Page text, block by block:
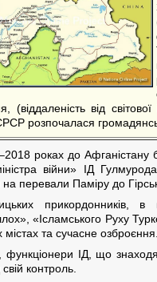
(віддаленість від
розпочалася
роках до Афганістану
війни» ІД
перевали Паміру до
прикордонників, в
«Ісламського Руху
містах та сучасне озброєння.
ІД, що
свій контроль.